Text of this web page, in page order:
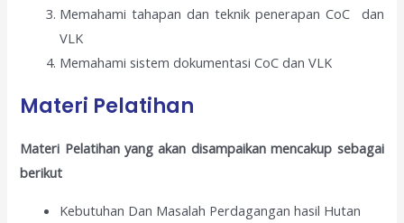
Memahami tahapan dan teknik penerapan CoC dan
VLK
Memahami sistem dokumentasi CoC dan VLK
Materi Pelatihan
Materi Pelatihan yang akan disampaikan mencakup sebagai
berikut
Kebutuhan Dan Masalah Perdagangan hasil Hutan